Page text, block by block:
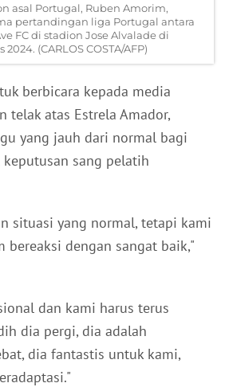
asal Portugal, Ruben Amorim,
pertandingan liga Portugal antara
FC di stadion Jose Alvalade di
(CARLOS COSTA/AFP)
berbicara kepada media
telak atas Estrela Amador,
yang jauh dari normal bagi
sang pelatih
situasi yang normal, tetapi kami
bereaksi dengan sangat baik,"
dan kami harus terus
dia pergi, dia adalah
dia fantastis untuk kami,